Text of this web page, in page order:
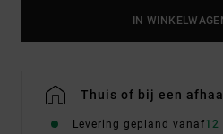
IN
Thuis of bij een
Levering gepland vanaf12